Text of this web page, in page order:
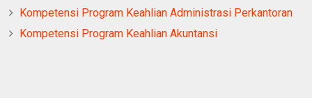
Kompetensi Program Keahlian Administrasi Perkantoran
Kompetensi Program Keahlian Akuntansi